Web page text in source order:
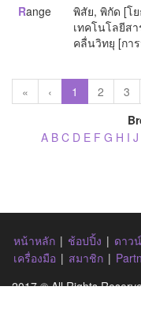
Range
พิสัย, พิกัด [โ
เทคโนโลยีส
คลื่นวิทยุ [กา
« ‹ 1 2 3
A B C D E F G H I J
หน้าหลัก | ช้อปปิ้ง | ดาว
เครื่องมือ | สมาชิก |
2017 © All Rights